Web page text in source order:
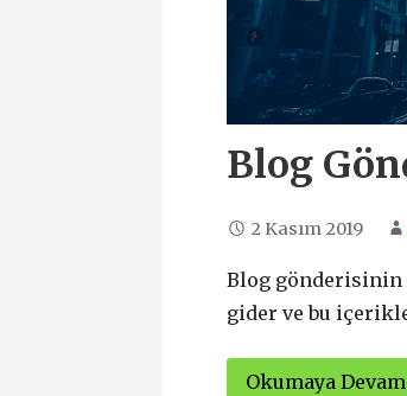
Blog
2 Kasım 2019
Blog gönderisinin
gider ve bu
Okumaya